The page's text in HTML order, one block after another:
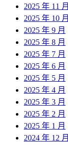
2025 年 11 月
2025 年 10 月
2025 年 9 月
2025 年 8 月
2025 年 7 月
2025 年 6 月
2025 年 5 月
2025 年 4 月
2025 年 3 月
2025 年 2 月
2025 年 1 月
2024 年 12 月